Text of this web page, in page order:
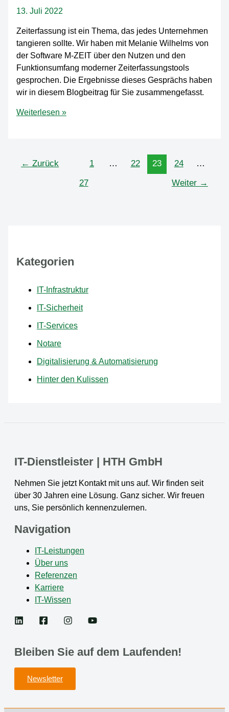
13. Juli 2022
Zeiterfassung ist ein Thema, das jedes Unternehmen
tangieren sollte. Wir haben mit Melanie Wilhelms von
der Software M-ZEIT über den Nutzen und den
Funktionsumfang moderner Zeiterfassungstools
gesprochen. Die Ergebnisse dieses Gesprächs haben
wir in diesem Blogbeitrag für Sie zusammengefasst.
Nutzen
digitaler
Weiterlesen »
← Zurück 1 … 22 23 24 …
27 Weiter →
Kategorien
IT-Infrastruktur
IT-Sicherheit
IT-Services
Notare
Digitalisierung & Automatisierung
Hinter den Kulissen
IT-Dienstleister | HTH GmbH
Nehmen Sie jetzt Kontakt mit uns auf. Wir finden seit
über 30 Jahren eine Lösung. Ganz sicher. Wir freuen
uns, Sie persönlich kennenzulernen.
Navigation
IT-Leistungen
Über uns
Referenzen
Karriere
IT-Wissen
Bleiben Sie auf dem Laufenden!
Newsletter